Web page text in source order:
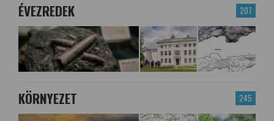
207
ÉVEZREDEK
245
KÖRNYEZET